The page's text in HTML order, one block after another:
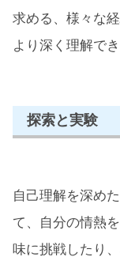
求める、様々な
より深く理解で
探索と実験
自己理解を深め
て、自分の情熱
味に挑戦したり